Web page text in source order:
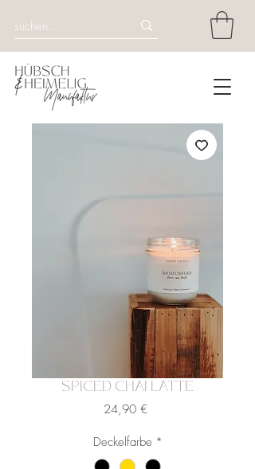
SPICED CHAI LATTE
24,90 €Preis
Deckelfarbe *